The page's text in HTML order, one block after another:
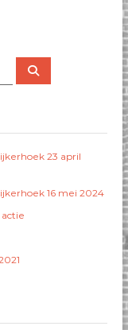
Z
23 april
16 mei 2024